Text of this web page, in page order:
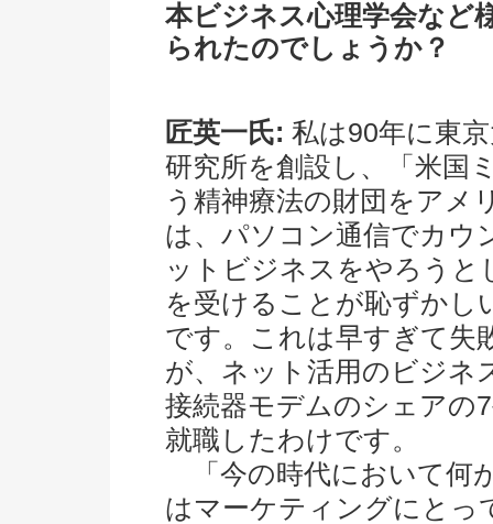
本ビジネス心理学会など
られたのでしょうか？
匠英一氏: 私は90年に東
研究所を創設し、「米国
う精神療法の財団をアメ
は、パソコン通信でカウ
ットビジネスをやろうと
を受けることが恥ずかし
です。これは早すぎて失
が、ネット活用のビジネ
接続器モデムのシェアの
就職したわけです。
「今の時代において何
はマーケティングにとっ